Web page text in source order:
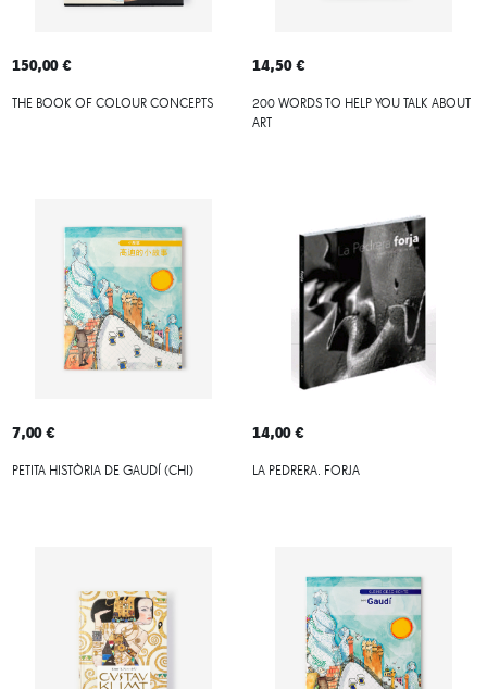
150,00 €
THE BOOK OF COLOUR CONCEPTS
14,50 €
200 WORDS TO HELP YOU TALK ABOUT
ART
7,00 €
PETITA HISTÒRIA DE GAUDÍ (CHI)
14,00 €
LA PEDRERA. FORJA